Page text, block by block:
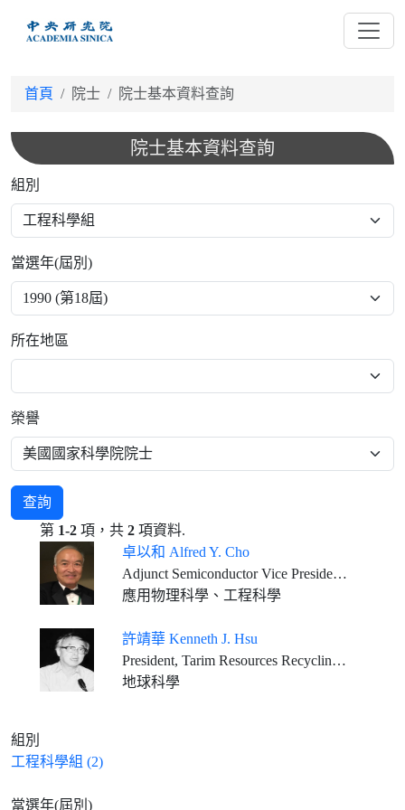
首頁 院士 院士基本資料查詢
院士基本資料查詢
組別
當選年(屆別)
所在地區
榮譽
查詢
第 1-2 項，共 2 項資料.
卓以和 Alfred Y. Cho
Adjunct Semiconductor Vice President, Bell Labs., Alcatel-Lucent, (Nokia) U.S.A.
應用物理科學、工程科學
許靖華 Kenneth J. Hsu
President, Tarim Resources Recycling Ltd. U.K.
地球科學
組別
工程科學組 (2)
當選年(屆別)